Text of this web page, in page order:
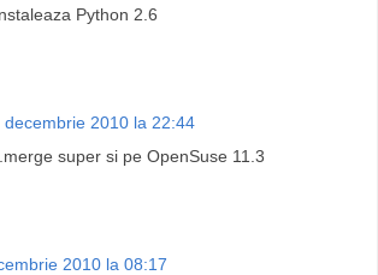
Python 2.6
decembrie 2010 la 22:44
super si pe OpenSuse 11.3
2010 la 08:17